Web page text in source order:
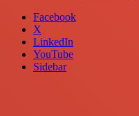
Facebook
X
LinkedIn
YouTube
Sidebar